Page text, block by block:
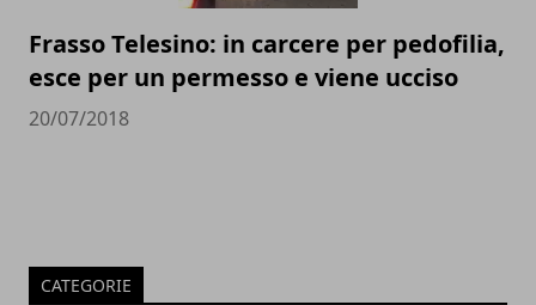
Frasso Telesino: in carcere per pedofilia,
esce per un permesso e viene ucciso
20/07/2018
CATEGORIE